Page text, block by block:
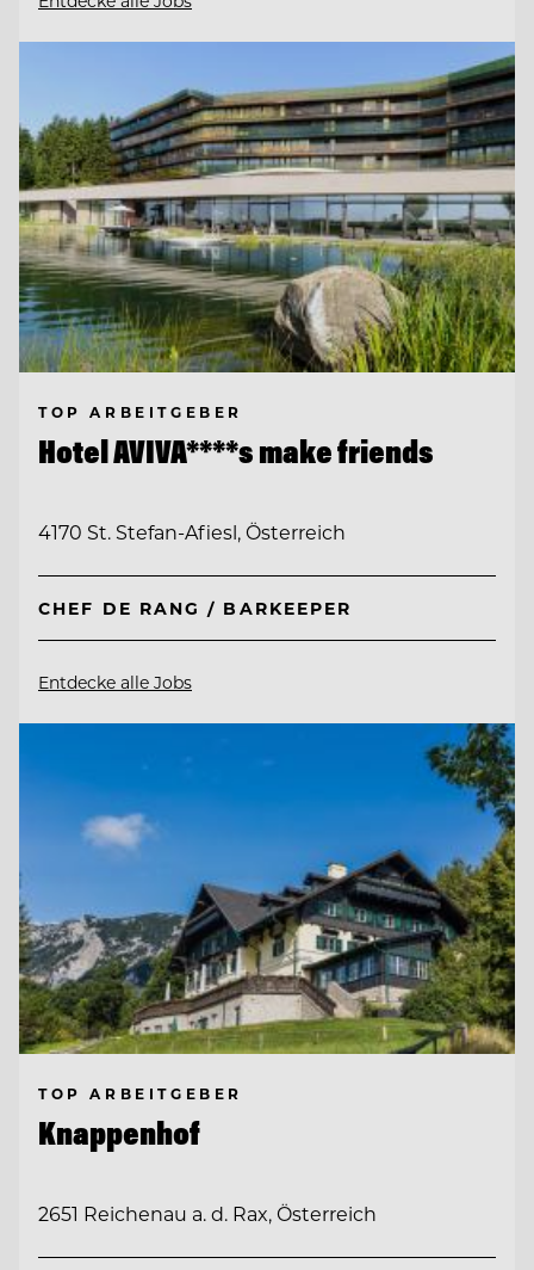
TOP ARBEITGEBER
Hotel AVIVA****s make friends
4170 St. Stefan-Afiesl, Österreich
CHEF DE RANG / BARKEEPER
Entdecke alle Jobs
TOP ARBEITGEBER
Knappenhof
2651 Reichenau a. d. Rax, Österreich